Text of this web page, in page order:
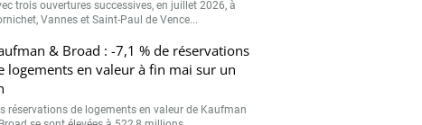
trois ouvertures successives, en juillet 2026, à
Vannes et Saint-Paul de Vence...
& Broad : -7,1 % de réservations
logements en valeur à fin mai sur un
réservations de logements en valeur de Kaufman